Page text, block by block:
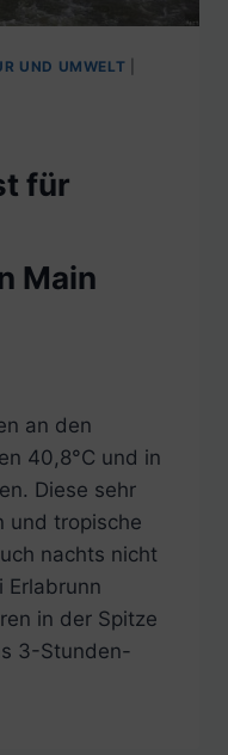
UND UMWELT
für
Main
an den
40,8°C und in
Diese sehr
und tropische
nachts nicht
Erlabrunn
in der Spitze
3-Stunden-